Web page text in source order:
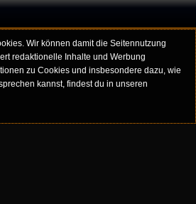
Wir können damit die Seitennutzung
redaktionelle Inhalte und Werbung
zu Cookies und insbesondere dazu, wie
kannst, findest du in unseren